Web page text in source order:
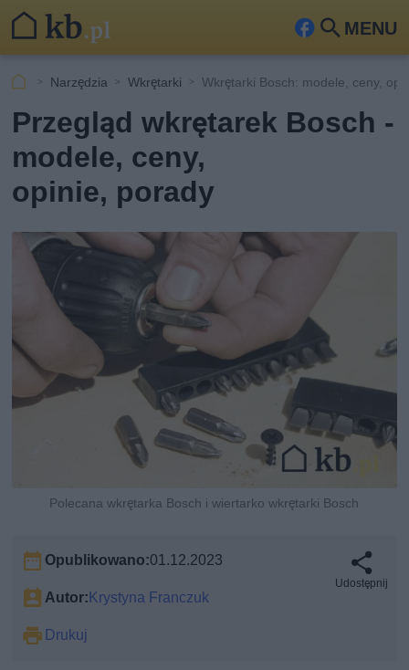
MENU
Fa
ook
Szu
kaj
Narzędzia Wkrętarki Wkrętarki Bosch: modele, ceny,
Przegląd wkrętarek Bosch -
modele, ceny,
opinie, porady
Polecana wkrętarka Bosch i wiertarko wkrętarki Bosch
Opublikowano:01.12.2023
Autor:Krystyna Franczuk
Drukuj
Udostępnij